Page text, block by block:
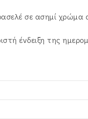
σε ασημί
ένδειξη της